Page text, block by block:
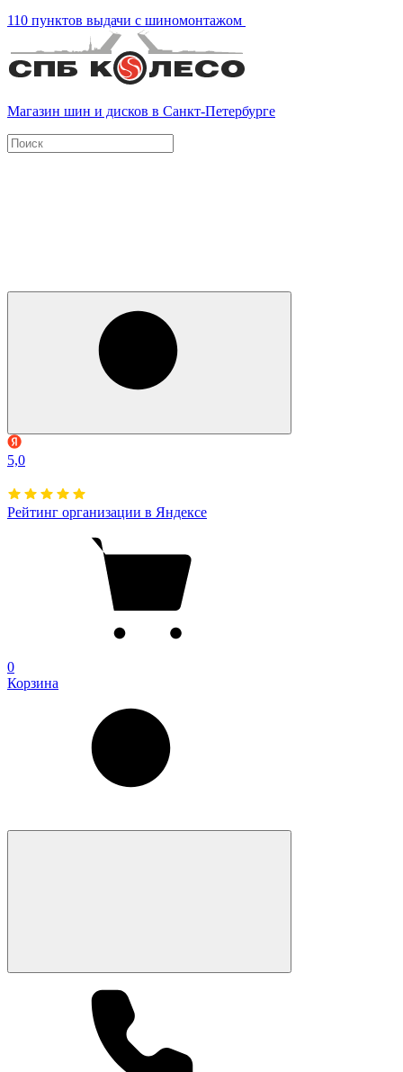
110 пунктов выдачи с шиномонтажом
Магазин шин и дисков в Санкт-Петербурге
5,0
Рейтинг организации в Яндексе
0
Корзина